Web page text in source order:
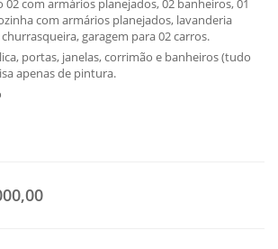
com armários planejados, lavanderia
garagem para 02 carros.
portas, janelas, corrimão e banheiros (tudo
apenas de pintura.